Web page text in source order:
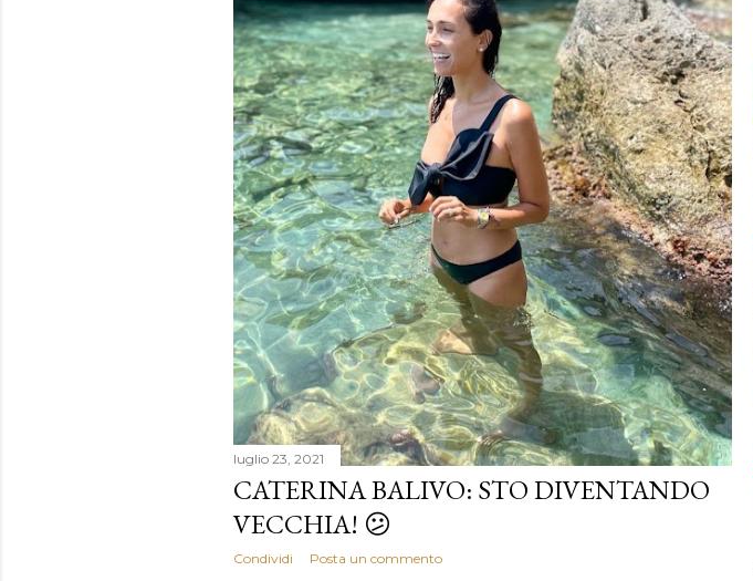
luglio 23, 2021
CATERINA BALIVO: STO DIVENTANDO
VECCHIA! 😕
Condividi Posta un commento